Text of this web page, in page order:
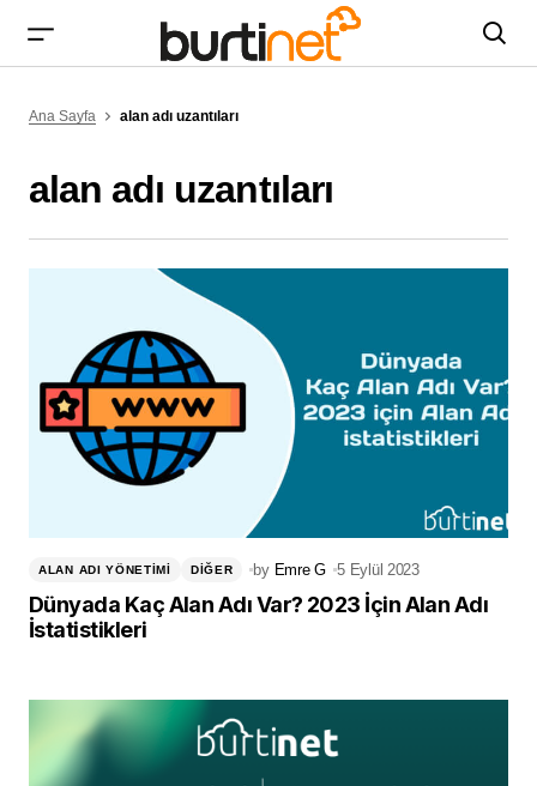
Ana Sayfa alan adı uzantıları
alan adı uzantıları
ALAN ADI YÖNETIMI DIĞER by Emre G 5 Eylül 2023
Dünyada Kaç Alan Adı Var? 2023 İçin Alan Adı
İstatistikleri